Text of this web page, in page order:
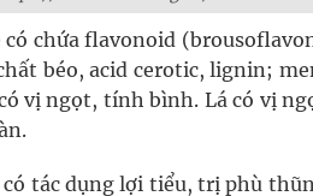
chứa flavonoid
béo, acid cerotic, lignin;
vị ngọt, tính bình. Lá có vị
tác dụng lợi tiểu, trị phù